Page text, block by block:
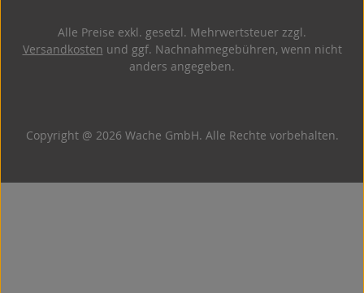
Copyright @ 2026 Wache GmbH. Alle Rechte vorbehalten.
Alle Preise exkl. gesetzl. Mehrwertsteuer zzgl.
Versandkosten und ggf. Nachnahmegebühren, wenn nicht
anders angegeben.